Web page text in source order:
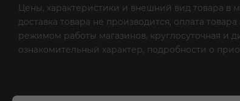
Цены, характеристики и внешний вид товара в
доставка товара не производится, оплата
режимом работы магазинов, круглосуточная и
ознакомительный характер, подробности о